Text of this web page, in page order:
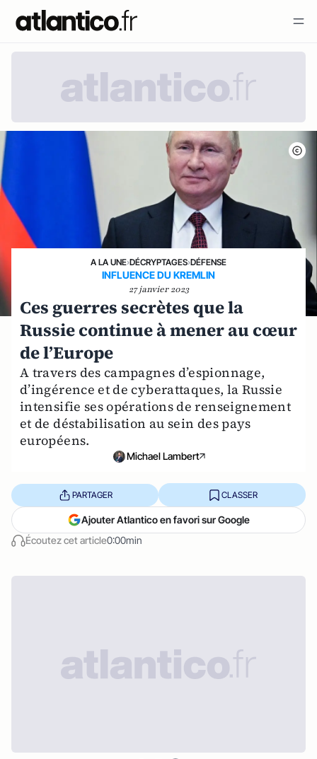
A LA UNE›DÉCRYPTAGES›DÉFENSE
INFLUENCE DU KREMLIN
27 janvier 2023
Ces guerres secrètes que la
Russie continue à mener au cœur
de l’Europe
A travers des campagnes d’espionnage,
d’ingérence et de cyberattaques, la Russie
intensifie ses opérations de renseignement
et de déstabilisation au sein des pays
européens.
Michael Lambert
Écoutez cet article0:00min
PARTAGER CLASSER
Ajouter Atlantico en favori sur Google